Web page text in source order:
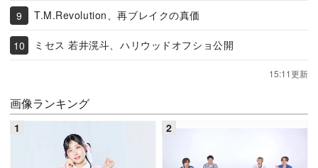
T.M.Revolution、再ブレイクの真価
ミセス 若井滉斗、ハリウッドオフショ公開
15:11更新
画像ランキング